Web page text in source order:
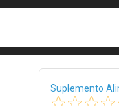
Suplemento